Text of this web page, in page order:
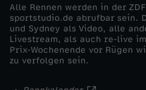
Alle Rennen werden in der
sportstudio.de abrufbar sein.
und Sydney als Video, alle
Livestream, als auch re-live
Prix-Wochenende vor Rügen
zu verfolgen sein.